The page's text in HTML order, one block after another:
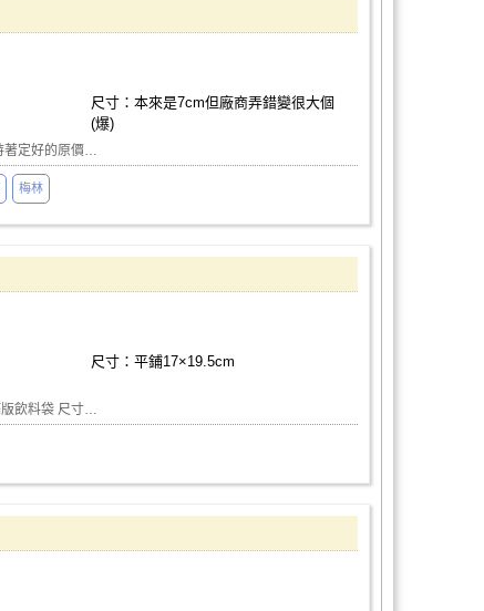
尺寸：本來是7cm但廠商弄錯變很大個
(爆)
著定好的原價…
梅林
尺寸：平鋪17×19.5cm
飲料袋 尺寸…